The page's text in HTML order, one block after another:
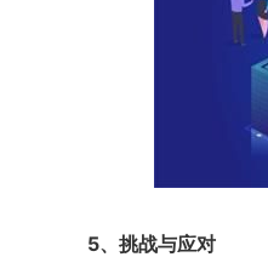
5、挑战与应对